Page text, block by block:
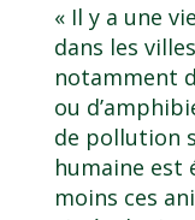
« Il y a une
dans les
notamment
ou
de pollution
humaine est
moins ces